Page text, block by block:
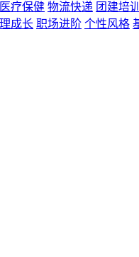
医疗保健 物流快递 团建培训
成长 职场进阶 个性风格